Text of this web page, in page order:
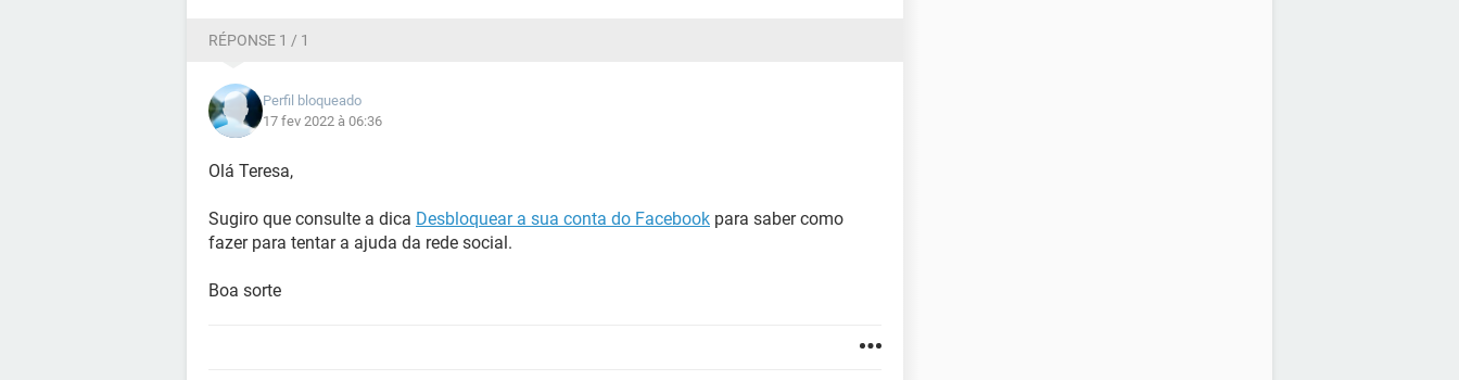
RÉPONSE 1 / 1
Perfil bloqueado
17 fev 2022 à 06:36
Olá Teresa,
Sugiro que consulte a dica Desbloquear a sua conta do Facebook para saber como
fazer para tentar a ajuda da rede social.
Boa sorte